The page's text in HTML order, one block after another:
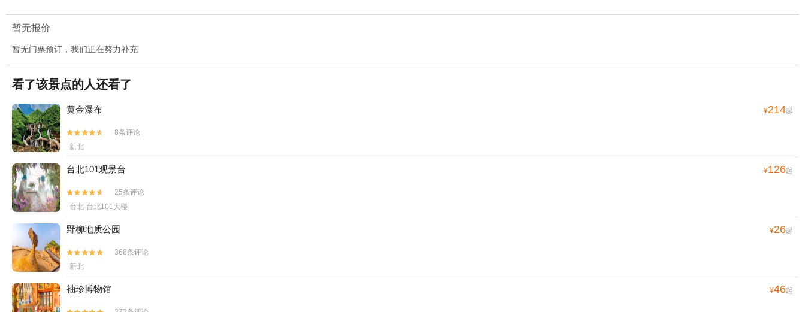
暂无报价
暂无门票预订，我们正在努力补充
看了该景点的人还看了
黄金瀑布 ¥214起


8条评论
新北
台北101观景台 ¥126起


25条评论
台北·台北101大楼
野柳地质公园 ¥26起


368条评论
新北
袖珍博物馆 ¥46起